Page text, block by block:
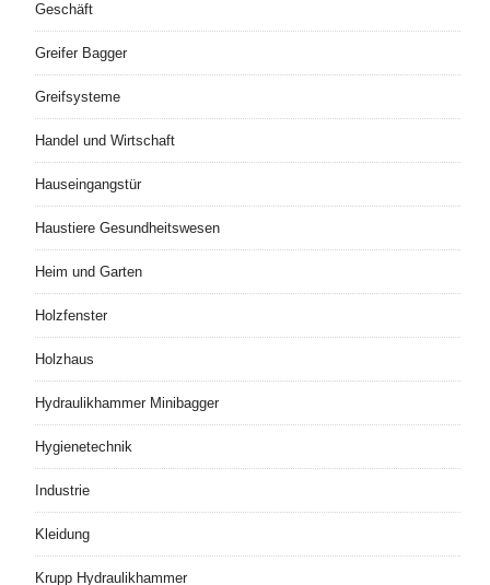
Geschäft
Greifer Bagger
Greifsysteme
Handel und Wirtschaft
Hauseingangstür
Haustiere Gesundheitswesen
Heim und Garten
Holzfenster
Holzhaus
Hydraulikhammer Minibagger
Hygienetechnik
Industrie
Kleidung
Krupp Hydraulikhammer